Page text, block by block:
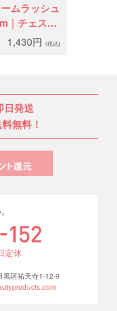
ムラッシュ
｜チェスナ
ラウン
1,430円(税込)
日発送
無料！
定休
区祐天寺1-12-9